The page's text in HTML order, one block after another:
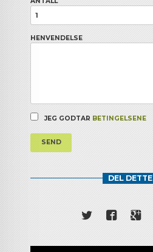
HENVENDELSE
JEG GODTARBETINGELSENE
SEND
DEL DETTE